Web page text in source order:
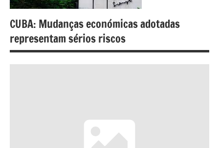
CUBA: Mudanças económicas adotadas
representam sérios riscos